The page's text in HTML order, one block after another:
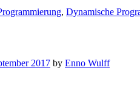
, Dynamische
2017 by Enno Wulff